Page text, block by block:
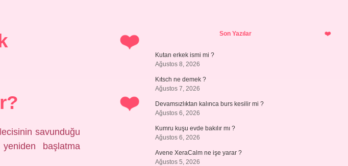
savunduğu
başlatma
SidebarSon Yazılar
Kutan erkek ismi mi ?
Ağustos 8, 2026
Kıtsch ne demek ?
Ağustos 7, 2026
Devamsızlıktan kalınca burs kesilir mi ?
Ağustos 6, 2026
Kumru kuşu evde bakılır mı ?
Ağustos 6, 2026
Avene XeraCalm ne işe yarar ?
Ağustos 5, 2026